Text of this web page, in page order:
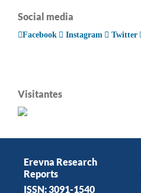
Social media
Facebook Instagram Twitter
Visitantes
Erevna Research
Reports
ISSN: 3091-1540